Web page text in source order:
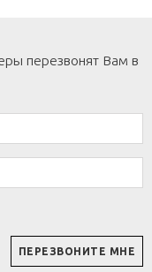
перезвонят Вам в